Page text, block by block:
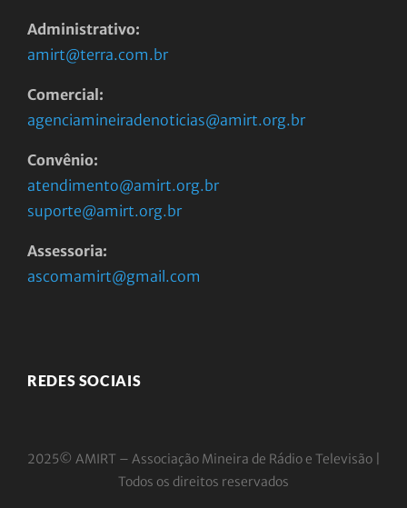
Administrativo:
amirt@terra.com.br
Comercial:
agenciamineiradenoticias@amirt.org.br
Convênio:
atendimento@amirt.org.br
suporte@amirt.org.br
Assessoria:
ascomamirt@gmail.com
REDES SOCIAIS
2025© AMIRT – Associação Mineira de Rádio e Televisão |
Todos os direitos reservados